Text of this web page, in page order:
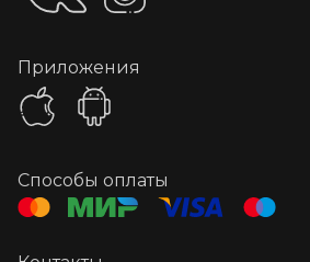
Приложения
Способы оплаты